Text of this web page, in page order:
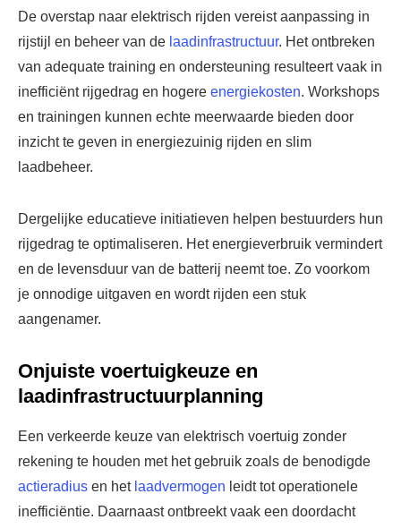
De overstap naar elektrisch rijden vereist aanpassing in
rijstijl en beheer van de laadinfrastructuur. Het ontbreken
van adequate training en ondersteuning resulteert vaak in
inefficiënt rijgedrag en hogere energiekosten. Workshops
en trainingen kunnen echte meerwaarde bieden door
inzicht te geven in energiezuinig rijden en slim
laadbeheer.
Dergelijke educatieve initiatieven helpen bestuurders hun
rijgedrag te optimaliseren. Het energieverbruik vermindert
en de levensduur van de batterij neemt toe. Zo voorkom
je onnodige uitgaven en wordt rijden een stuk
aangenamer.
Onjuiste voertuigkeuze en
laadinfrastructuurplanning
Een verkeerde keuze van elektrisch voertuig zonder
rekening te houden met het gebruik zoals de benodigde
actieradius en het laadvermogen leidt tot operationele
inefficiëntie. Daarnaast ontbreekt vaak een doordacht